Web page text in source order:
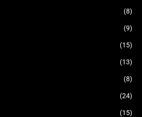
(8)
(9)
(15)
(13)
(8)
(24)
(15)